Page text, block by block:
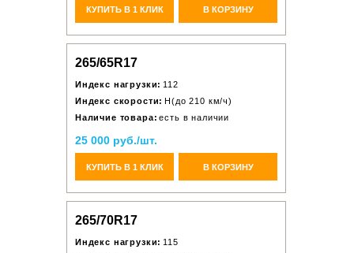
КУПИТЬ В 1 КЛИК В КОРЗИНУ
265/65R17
Индекс нагрузки: 112
Индекс скорости: H(до 210 км/ч)
Наличие товара: есть в наличии
25 000 руб./шт.
КУПИТЬ В 1 КЛИК В КОРЗИНУ
265/70R17
Индекс нагрузки: 115